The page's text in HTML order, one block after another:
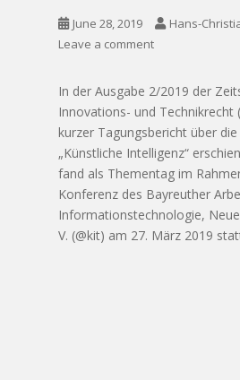
June 28, 2019
Hans-
Leave a comment
In der Ausgabe 2/2019 der
Innovations- und Technikrecht
kurzer Tagungsbericht über
„Künstliche Intelligenz“
fand als Thementag im
Konferenz des Bayreuther
Informationstechnologie,
V. (@kit) am 27. März 2019